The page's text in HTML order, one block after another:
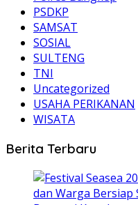
PSDKP
SAMSAT
SOSIAL
SULTENG
TNI
Uncategorized
USAHA PERIKANAN
WISATA
Berita Terbaru